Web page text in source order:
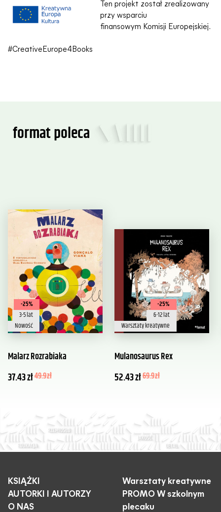
Ten projekt został zrealizowany
przy wsparciu
finansowym Komisji Europejskiej.
#CreativeEurope4Books
format poleca
-25%
3-5 lat
Nowość
Malarz Rozrabiaka
37.43zł49.9zł
-25%
6-12 lat
Warsztaty kreatywne
Mulanosaurus Rex
52.43zł69.9zł
KSIĄŻKI
AUTORKI I AUTORZY
O NAS
Warsztaty kreatywne
PROMO W szkolnym
plecaku